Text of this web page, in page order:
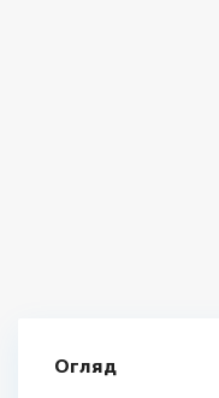
Огляд